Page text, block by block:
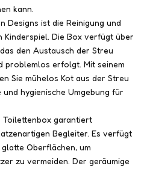
kann.
Designs ist die Reinigung und
Die Box verfügt über
den Austausch der Streu
problemlos erfolgt. Mit seinem
Sie mühelos Kot aus der Streu
hygienische Umgebung für
Toilettenbox garantiert
Begleiter. Es verfügt
Oberflächen, um
zu vermeiden. Der geräumige